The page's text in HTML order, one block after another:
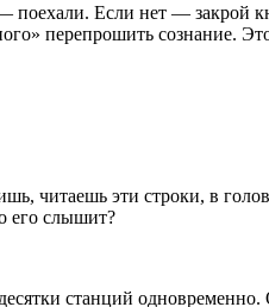
поехали. Если нет —
перепрошить сознание.
читаешь эти строки, в
его слышит?
станций